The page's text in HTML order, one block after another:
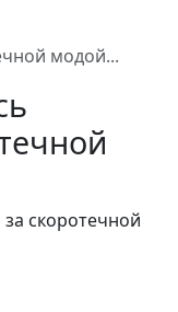
модой...
за скоротечной